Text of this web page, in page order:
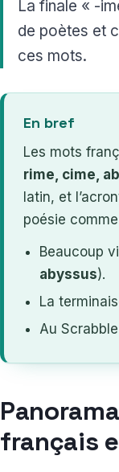
La finale « -
de poètes et
ces mots.
En bref
Les mots
rime, cime,
latin, et
poésie
Beaucoup
abyssus).
La
Au
français